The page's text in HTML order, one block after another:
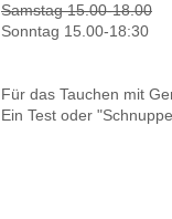
Samstag 15.00-18.00
Sonntag 15.00-18:30
Für das Tauchen mit
Ein Test oder